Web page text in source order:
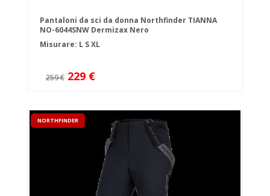
Pantaloni da sci da donna Northfinder TIANNA
NO-6044SNW Dermizax Nero
Misurare: L SXL
259 € 229 €
NORTHFINDER